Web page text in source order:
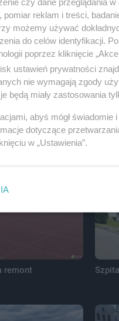
o
remont
reklam i treści,
możemy używać
do celów identyfikacji.
poprzez kliknięcie
ustawień prywatności
nie wymagają zgody
będą miały zastosowania
abyś mógł
dotyczące
w „Ustawienia”.